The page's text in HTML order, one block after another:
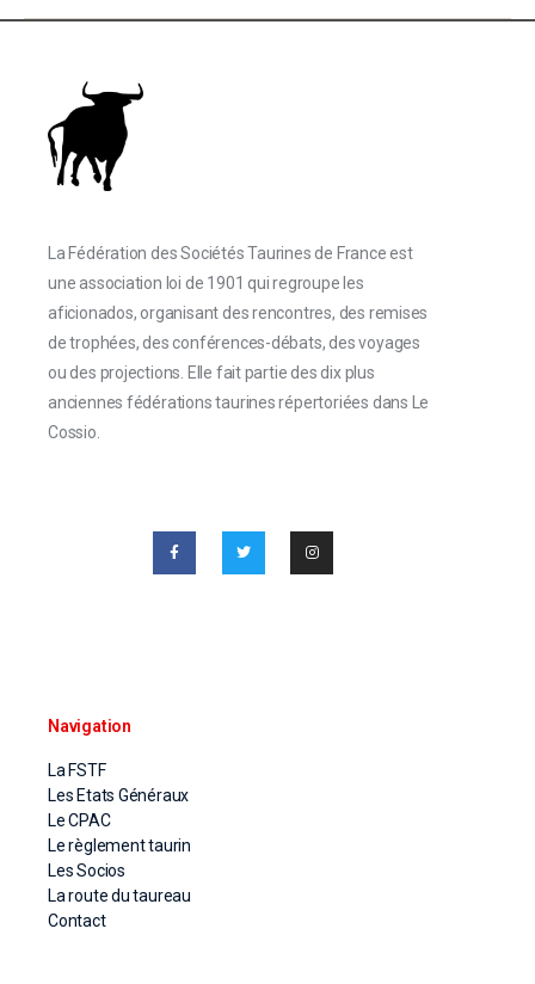
La Fédération des Sociétés Taurines de France est
une association loi de 1901 qui regroupe les
aficionados, organisant des rencontres, des remises
de trophées, des conférences-débats, des voyages
ou des projections. Elle fait partie des dix plus
anciennes fédérations taurines répertoriées dans Le
Cossio.
Navigation
La FSTF
Les Etats Généraux
Le CPAC
Le règlement taurin
Les Socios
La route du taureau
Contact